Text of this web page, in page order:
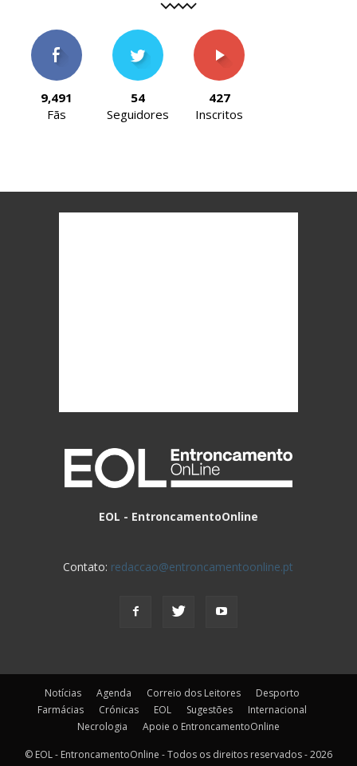
9,491
Fãs
54
Seguidores
427
Inscritos
EOL - EntroncamentoOnline
Contato: redaccao@entroncamentoonline.pt
Notícias Agenda Correio dos Leitores
Desporto
Farmácias
Crónicas EOL Sugestões
Internacional
Necrologia
Apoie o EntroncamentoOnline
© EOL - EntroncamentoOnline - Todos os direitos reservados - 2026